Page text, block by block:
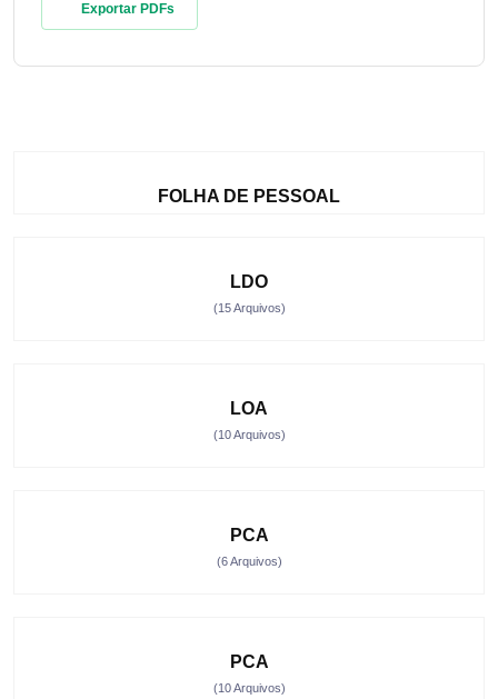
Exportar PDFs
FOLHA DE PESSOAL
LDO
(15 Arquivos)
LOA
(10 Arquivos)
PCA
(6 Arquivos)
PCA
(10 Arquivos)